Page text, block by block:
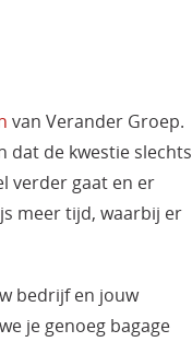
van Verander Groep.
dat de kwestie slechts
verder gaat en er
meer tijd, waarbij er
bedrijf en jouw
je genoeg bagage